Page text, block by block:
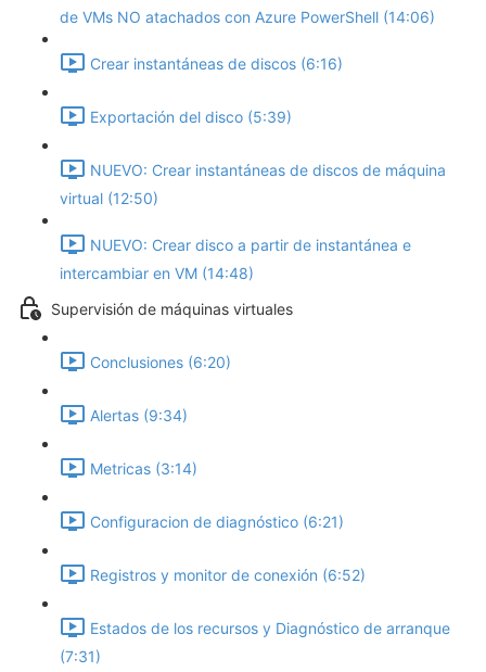
de VMs NO atachados con Azure PowerShell (14:06)
Crear instantáneas de discos (6:16)
Exportación del disco (5:39)
NUEVO: Crear instantáneas de discos de máquina
virtual (12:50)
NUEVO: Crear disco a partir de instantánea e
intercambiar en VM (14:48)
Supervisión de máquinas virtuales
Conclusiones (6:20)
Alertas (9:34)
Metricas (3:14)
Configuracion de diagnóstico (6:21)
Registros y monitor de conexión (6:52)
Estados de los recursos y Diagnóstico de arranque
(7:31)